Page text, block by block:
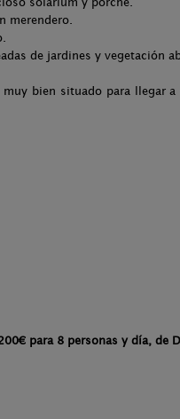
merendero.
de jardines y vegetación
bien situado para llegar a
para 8 personas y día, de